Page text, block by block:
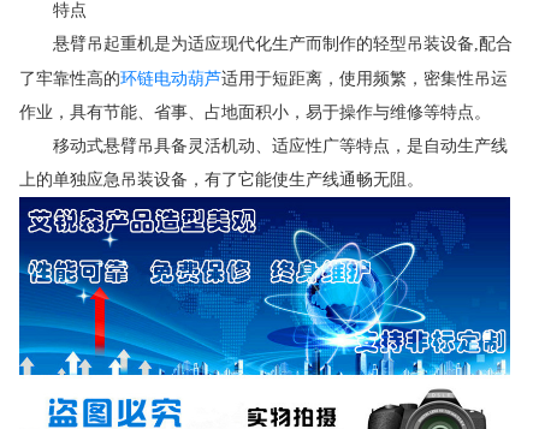
特点
悬臂吊起重机是为适应现代化生产而制作的轻型吊装设备,配合
了牢靠性高的环链电动葫芦适用于短距离，使用频繁，密集性吊运
作业，具有节能、省事、占地面积小，易于操作与维修等特点。
移动式悬臂吊具备灵活机动、适应性广等特点，是自动生产线
上的单独应急吊装设备，有了它能使生产线通畅无阻。